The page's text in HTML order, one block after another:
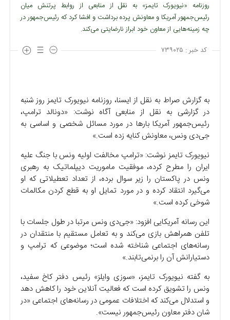
روزنامه «نیویورک تایمز» به نقل از منابعی از روابط پرتنش میان
رئیس‌جمهور آمریکا و معاونش پرده برداشت و افشا کرد که رئیس‌جمهور در
چه زمینه‌هایی از معاون خود ابراز نارضایتی می‌کند.
کد خبر : ۷۳۹۰۲۵
به گزارش صراط به نقل از ایسنا، روزنامه نیویورک تایمز روز شنبه
در گزارشی به نقل از منابعی آگاه نوشت: «دونالد ترامپ،
رئیس‌جمهور آمریکا بار‌ها در مورد مسائل شخصی و اساسی به
جی‌دی ونس، معاونش کنایه زده است.»
نیویورک تایمز نوشت: «ترامپ مخالفت اولیه ونس با جنگ علیه
ایران را مطرح کرده، موفقیت ماموریت دیپلماتیک به رهبری
ونس در پاکستان را زیر سوال برده، از تعداد تعطیلاتی که او
می‌گیرد انتقاد کرده و در مورد تمایل او به قطع کردن مکالمات
شوخی کرده است.»
این رسانه آمریکایی افزود: «جی‌دی ونس مرتبا در طول جلسات با
تلفن همراهش بازی می‌کند و به تعامل مستقیم با منتقدان در
رسانه‌های اجتماعی شناخته شده است؛ موضوعی که ترامپ و
دستیارانش آن را برنمی‌تابند.»
به گفته نیویورک تایمز، «سوزی وایلز» رئیس دفتر کاخ سفید،
ونس را تشویق کرده است که فعالیت آنلاین خود را کاهش دهد
و استدلال می‌کند که اختلافات عمومی در رسانه‌های اجتماعی «در
شان دفتر معاون رئیس‌جمهور نیست».